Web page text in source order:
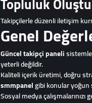
Takipçilerle düzenli iletişim
Genel
Güncel takipçi paneli
yeterli değildir.
Kaliteli içerik üretimi, doğru
smmpanelgibi konular yoğun
Sosyal medya